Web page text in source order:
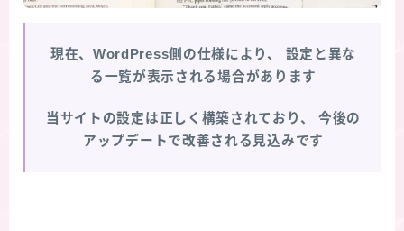
Cジャスミン瑠璃地楽の主な活動先リンク集
プロフィール
現在、WordPress側の仕様により、
設定と異な
る一覧が表示される場合があります
当サイトの設定は正しく構築されており、
今後の
アップデートで改善される見込みです